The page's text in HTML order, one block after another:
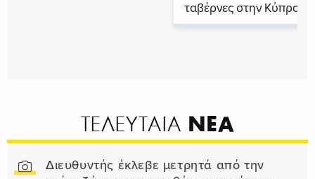
ταβέρνες στην Κύπρο
ΤΕΛΕΥΤΑΙΑ ΝΕΑ
Διευθυντής έκλεβε μετρητά από την